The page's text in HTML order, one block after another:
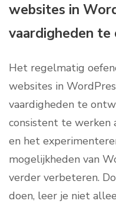
websites in
vaardigheden
Het regelmatig
websites in
vaardigheden te
consistent te werken
en het
mogelijkheden van
verder verbeteren.
doen, leer je niet